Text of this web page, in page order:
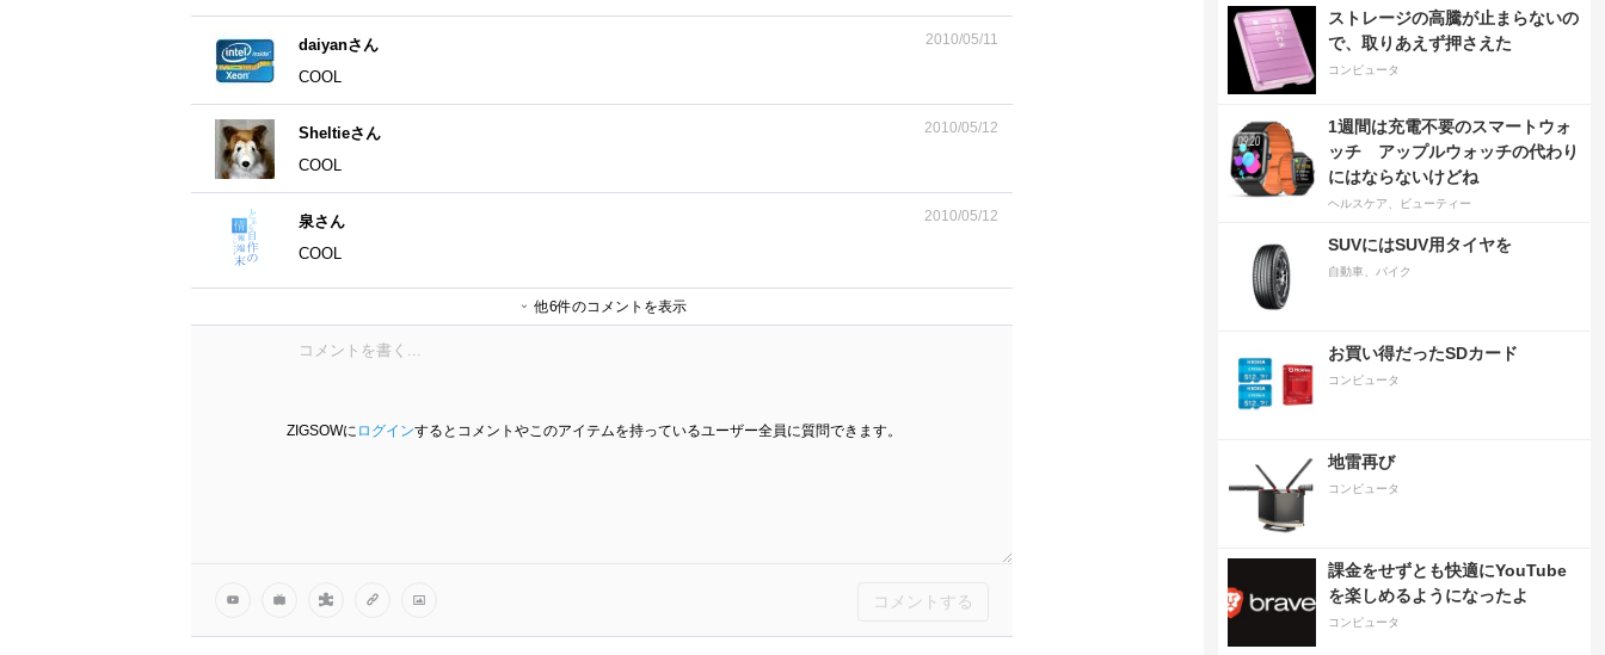
daiyanさん 2010/05/11
COOL
Sheltieさん 2010/05/12
COOL
泉さん 2010/05/12
COOL
他6件のコメントを表示
ZIGSOWに ログインするとコメントやこのアイテムを持っているユーザー全員に質問できます。
コメントする
ストレージの高騰が止まらないの
で、取りあえず押さえた
コンピュータ
1週間は充電不要のスマートウォ
ッチ アップルウォッチの代わり
にはならないけどね
ヘルスケア、ビューティー
SUVにはSUV用タイヤを
自動車、バイク
お買い得だったSDカード
コンピュータ
地雷再び
コンピュータ
課金をせずとも快適にYouTube
を楽しめるようになったよ
コンピュータ